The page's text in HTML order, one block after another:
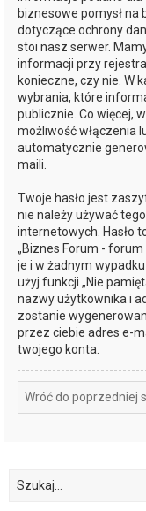
biznesowe pomysł na
dotyczące ochrony
stoi nasz serwer.
informacji przy
konieczne, czy nie. W
wybrania, które
publicznie. Co więcej,
możliwość włączenia
automatycznie
maili.
Twoje hasło jest
nie należy używać
internetowych. Hasło
„Biznes Forum -
je i w żadnym
użyj funkcji „Nie
nazwy użytkownika i
zostanie
przez ciebie adres e-
twojego konta.
Wróć do poprzedniej